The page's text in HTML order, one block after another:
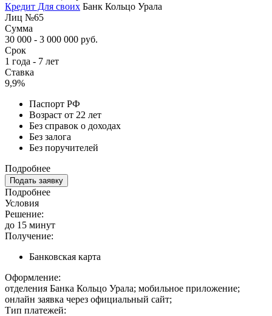
Кредит Для своих Банк Кольцо Урала
Лиц №65
Сумма
30 000 - 3 000 000 руб.
Срок
1 года - 7 лет
Ставка
9,9%
Паспорт РФ
Возраст от 22 лет
Без справок о доходах
Без залога
Без поручителей
Подробнее
Подать заявку
Подробнее
Условия
Решение:
до 15 минут
Получение:
Банковская карта
Оформление:
отделения Банка Кольцо Урала; мобильное приложение;
онлайн заявка через официальный сайт;
Тип платежей: